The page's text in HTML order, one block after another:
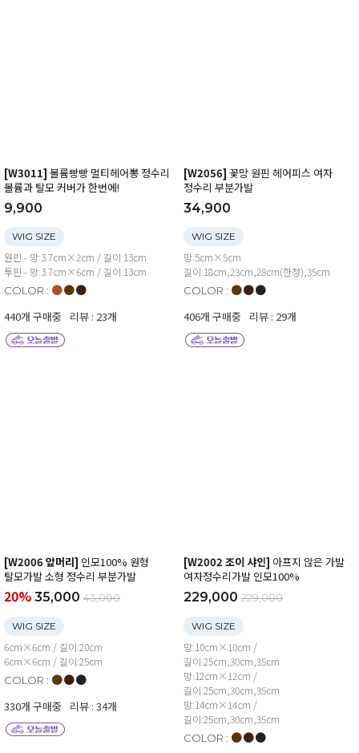
[W3011] 볼륨빵빵 멀티헤어뽕 정수리
볼륨과 탈모 커버가 한번에!
9,900
WIG SIZE
원핀 - 망:3.7cm×2cm / 길이:13cm
투핀 - 망:3.7cm×6cm / 길이:13cm
COLOR : ● ● ●
440개 구매중 리뷰 : 23개
[W2056] 꽃망 원핀 헤어피스 여자
정수리 부분가발
34,900
WIG SIZE
망:5cm×5cm
길이:18cm,23cm,28cm(한정),35cm
COLOR : ● ● ●
406개 구매중 리뷰 : 29개
[W2006 앞머리] 인모100% 원형
탈모가발 소형 정수리 부분가발
20% 35,000 43,000
WIG SIZE
6cm×6cm / 길이:20cm
6cm×6cm / 길이:25cm
COLOR : ● ● ●
330개 구매중 리뷰 : 34개
[W2002 조이 샤인] 아프지 않은 가발
여자정수리가발 인모100%
229,000 229,000
WIG SIZE
망:10cm×10cm /
길이:25cm,30cm,35cm
망:12cm×12cm /
길이:25cm,30cm,35cm
망:14cm×14cm /
길이:25cm,30cm,35cm
COLOR : ● ● ●